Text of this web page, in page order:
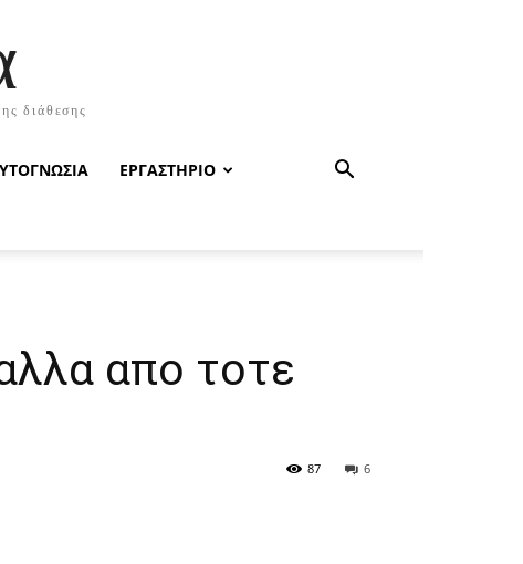
διάθεσης
ΕΡΓΑΣΤΗΡΙΟ
απο τοτε
6
87